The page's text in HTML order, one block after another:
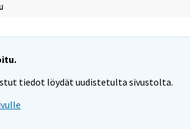
tiedot löydät uudistetulta sivustolta.